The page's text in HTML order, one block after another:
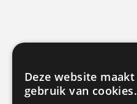
Deze website maakt
gebruik van cookies.